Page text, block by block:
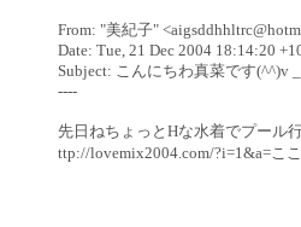
From: "美紀子"
Date: Tue, 21 Dec 2004 18:14:20
Subject: こんにちわ真菜です(^^)v
----
先日ねちょっとHな水着でプール
ttp://lovemix2004.com/?i=1&a=こ